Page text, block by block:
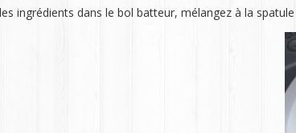
ingrédients dans le bol batteur, mélangez à la